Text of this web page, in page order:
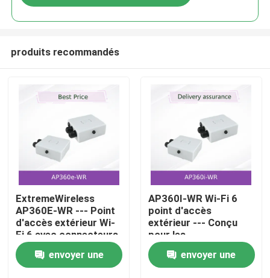
Produits
Vidéos
produits recommandés
ExtremeWireless
AP360E-WR --- Point
d'accès extérieur Wi-
Fi 6 avec connecteurs
d'antenne externes et
capteur de sécurité à
temps plein pour la
envoyer une
AP360I-WR Wi-Fi 6
point d'accès
extérieur --- Conçu
pour les
environnements
difficiles et la
connectivité à haute
envoyer une